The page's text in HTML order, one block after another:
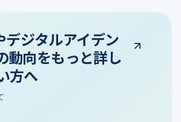
デジタルアイデン
動向をもっと詳し
方へ